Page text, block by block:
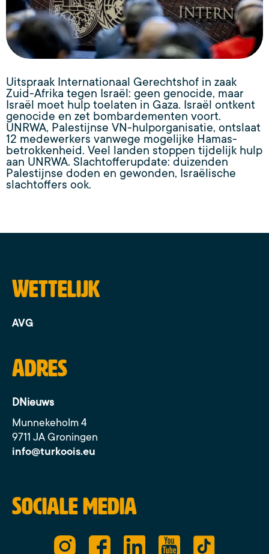
Uitspraak Internationaal Gerechtshof in zaak
Zuid-Afrika tegen Israël: geen genocide, maar
Israël moet hulp toelaten in Gaza. Israël ontkent
genocide en zet bombardementen voort.
UNRWA, Palestijnse VN-hulporganisatie, ontslaat
12 medewerkers vanwege mogelijke Hamas-
betrokkenheid. Veel landen stoppen tijdelijk hulp
aan UNRWA. Slachtofferupdate: duizenden
Palestijnse doden en gewonden, Israëlische
slachtoffers ook.
Wettelijk
AVG
Adres
DNieuws
Munnekeholm 4
9711 JA Groningen
info@turkoois.eu
Sociale media